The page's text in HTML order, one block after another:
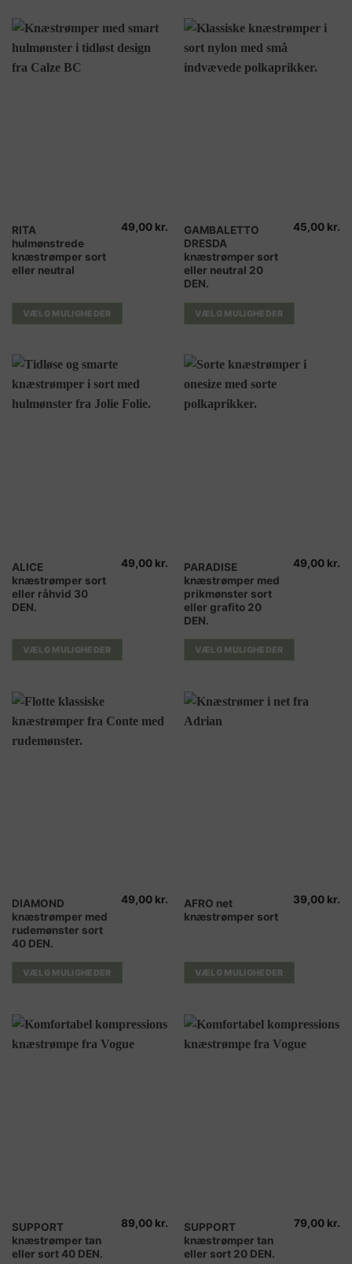
vælges
varesiden
vælges
varesiden
RITA
hulmønstrede
knæstrømper sort
eller neutral
49,00 kr.
VÆLG MULIGHEDER
Dette
vare
har
Mulighederne
kan
på
varesiden
GAMBALETTO
DRESDA
knæstrømper sort
eller neutral 20
DEN.
45,00 kr.
VÆLG MULIGHEDER
Dette
vare
har
flere
Mulighederne
kan
på
varesiden
ALICE
knæstrømper sort
eller råhvid 30
DEN.
49,00 kr.
VÆLG MULIGHEDER
Dette
vare
har
flere
Mulighederne
kan
på
varesiden
PARADISE
knæstrømper med
prikmønster sort
eller grafito 20
DEN.
49,00 kr.
VÆLG MULIGHEDER
Dette
vare
har
flere
Mulighederne
kan
på
varesiden
DIAMOND
knæstrømper med
rudemønster sort
40 DEN.
49,00 kr.
VÆLG MULIGHEDER
Dette
vare
har
flere
varianter.
Mulighederne
vælges
varesiden
AFRO net
knæstrømper sort
39,00 kr.
VÆLG MULIGHEDER
Dette
vare
varianter.
Mulighederne
vælges
varesiden
SUPPORT
knæstrømper tan
eller sort 40 DEN.
89,00 kr.
Dette
vare
har
SUPPORT
knæstrømper tan
eller sort 20 DEN.
79,00 kr.
Dette
vare
har